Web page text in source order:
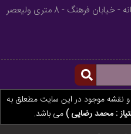
آدرس : آذربایجان شرقی - شهرستان میانه - خیابان فرهنگ - 8 متری ولیعصر
نقشه موجود در این سایت مطعلق به
: محمد رضایی )می باشد.